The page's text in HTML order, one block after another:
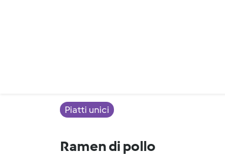
Piatti unici
Ramen di pollo